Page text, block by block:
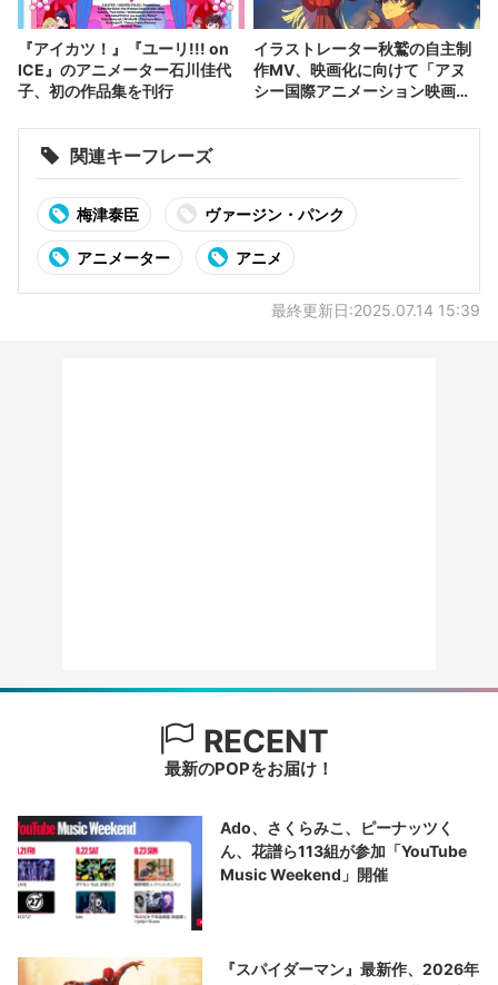
『アイカツ！』『ユーリ!!! on
ICE』のアニメーター石川佳代
子、初の作品集を刊行
イラストレーター秋鷲の自主制
作MV、映画化に向けて「アヌ
シー国際アニメーション映画
関連キーフレーズ
梅津泰臣 ヴァージン・パンク
アニメーター アニメ
最終更新日:2025.07.14 15:39
RECENT
最新のPOPをお届け！
Ado、さくらみこ、ピーナッツく
ん、花譜ら113組が参加「YouTube
Music Weekend」開催
『スパイダーマン』最新作、2026年